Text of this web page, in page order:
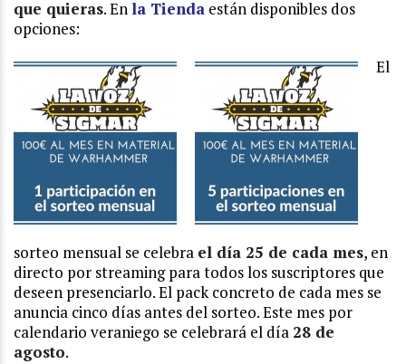
que quieras. Enla Tienda están disponibles dos
opciones:
El
sorteo mensual se celebra el día 25 de cada mes, en
directo por streaming para todos los suscriptores que
deseen presenciarlo. El pack concreto de cada mes se
anuncia cinco días antes del sorteo. Este mes por
calendario veraniego se celebrará el día 28 de
agosto.